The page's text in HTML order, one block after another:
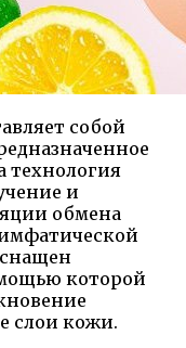
собой
технология
и
обмена
которой
слои кожи.